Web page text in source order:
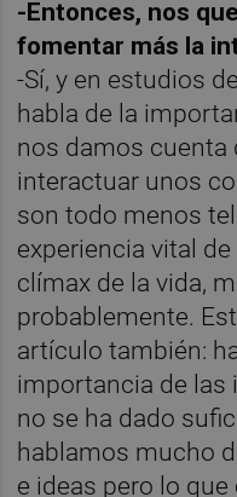
-Entonces, nos
fomentar más la
-Sí, y en estudios
habla de la
nos damos cuenta
interactuar unos
son todo menos
experiencia vital
clímax de la vida,
probablemente.
artículo también:
importancia de las
no se ha dado
hablamos mucho
e ideas pero lo